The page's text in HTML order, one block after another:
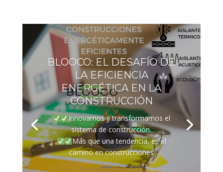
BLOOCO: EL DESAFÍO DE
LA EFICIENCIA
ENERGÉTICA EN LA
CONSTRUCCIÓN
Innovamos y transformamos el
sistema de construcción.
Más que una tendencia, es el
camino en construcciones